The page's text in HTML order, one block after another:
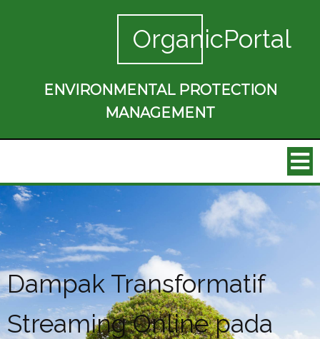
OrganicPortal
ENVIRONMENTAL PROTECTION
MANAGEMENT
Dampak Transformatif
Streaming Online pada